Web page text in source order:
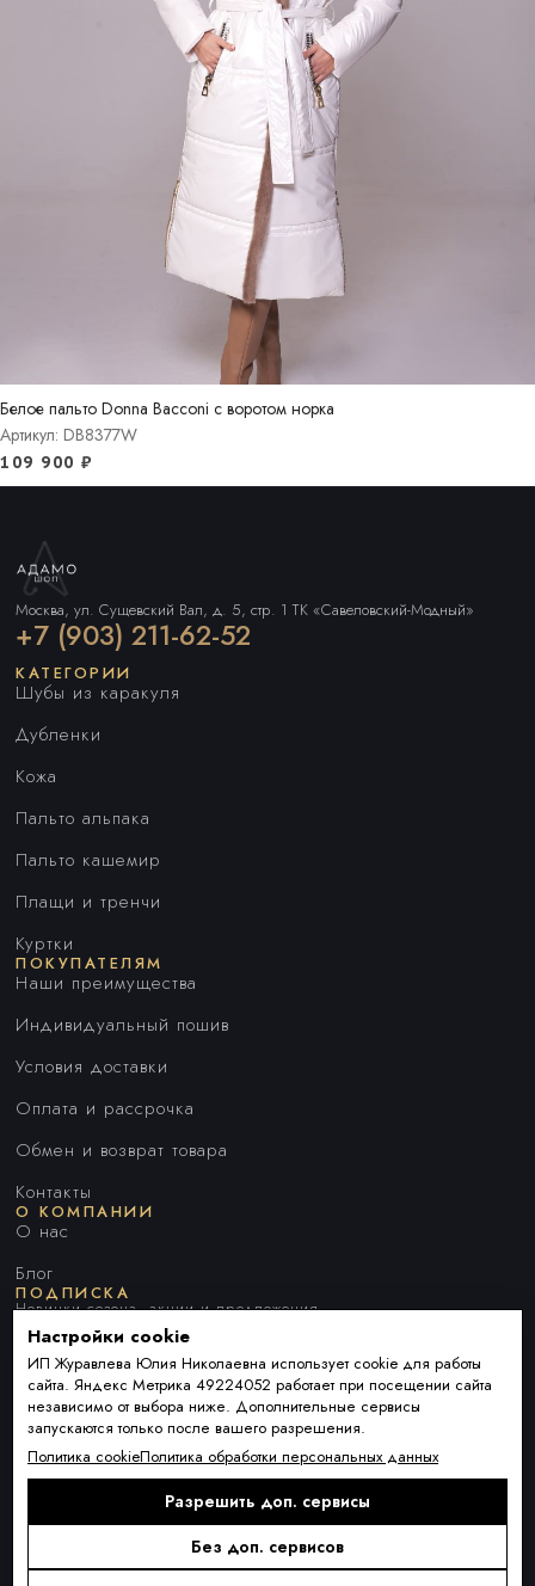
Белое пальто Donna Bacconi с воротом норка
Артикул: DB8377W
109 900 ₽
Москва, ул. Сущевский Вал, д. 5, стр. 1 ТК «Савеловский-Модный»
+7 (903) 211-62-52
КАТЕГОРИИ
Шубы из каракуля
Дубленки
Кожа
Пальто альпака
Пальто кашемир
Плащи и тренчи
Куртки
ПОКУПАТЕЛЯМ
Наши преимущества
Индивидуальный пошив
Условия доставки
Оплата и рассрочка
Обмен и возврат товара
Контакты
О КОМПАНИИ
О нас
Блог
ПОДПИСКА
Новинки сезона, акции и предложения
Я ДАЮ СОГЛАСИЕ НА ОБРАБОТКУ ПЕРСОНАЛЬНЫХ ДАННЫХ И
СОГЛАШАЮСЬ СПОЛИТИКОЙ ОБРАБОТКИ ПЕРСОНАЛЬНЫХ
ДАННЫХ
Подписаться
Настройки cookie
ИП Журавлева Юлия Николаевна использует cookie для работы
сайта. Яндекс Метрика 49224052 работает при посещении сайта
независимо от выбора ниже. Дополнительные сервисы
запускаются только после вашего разрешения.
Политика cookieПолитика обработки персональных данных
Разрешить доп. сервисы
Без доп. сервисов